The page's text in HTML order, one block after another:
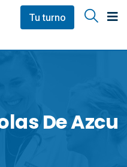
Tu turno
De Azcu